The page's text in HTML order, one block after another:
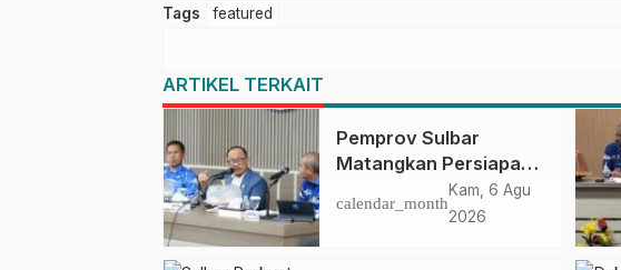
Tags featured
ARTIKEL TERKAIT
Pemprov Sulbar
Matangkan Persiapan
HUT Ke-81 RI, Puncak
Upacara di Lapangan
calendar_month
Kam, 6 Agu
2026